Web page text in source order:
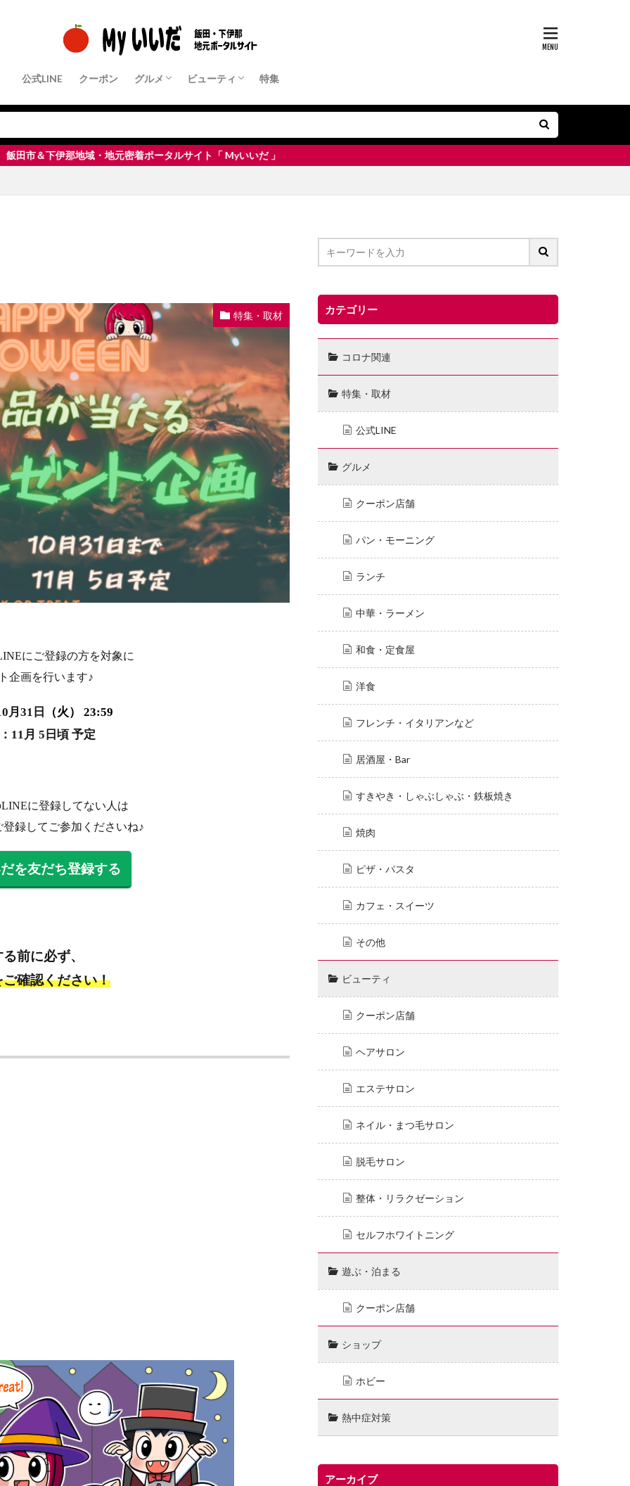
公式LINE クーポン グルメ
クーポン店舗
パン・モーニング
ランチ
中華・ラーメン
和食・定食屋
洋食
フレンチ・イタリアンなど
居酒屋・Bar
すきやき・しゃぶしゃぶ・鉄板焼き
焼肉
ピザ・パスタ
カフェ・スイーツ
その他
ビューティ
クーポン店舗
ヘアサロン
ネイル・まつ毛サロン
エステサロン
脱毛サロン
整体・リラクゼーション
特集
那地域・地元密着ポータルサイト「 Myいいだ 」
特集・取材
にご登録の方を対象に
企画を行います♪
月31 日
（火） 23:59
11月 5 日頃 予定
に登録してない人は
録してご参加くださいね♪
を友だち登録する
前に必ず、
確認ください！
カテゴリー
コロナ関連
特集・取材
公式LINE
グルメ
クーポン店舗
パン・モーニング
ランチ
中華・ラーメン
和食・定食屋
洋食
フレンチ・イタリアンなど
居酒屋・Bar
すきやき・しゃぶしゃぶ・鉄板焼き
焼肉
ピザ・パスタ
カフェ・スイーツ
その他
ビューティ
クーポン店舗
ヘアサロン
エステサロン
ネイル・まつ毛サロン
脱毛サロン
整体・リラクゼーション
セルフホワイトニング
遊ぶ・泊まる
クーポン店舗
ショップ
ホビー
熱中症対策
アーカイブ